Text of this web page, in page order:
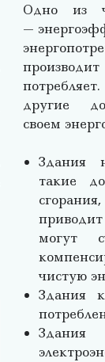
Одно из
—
другие
своем
Здания
такие
могут
чистую
Здания
Здания